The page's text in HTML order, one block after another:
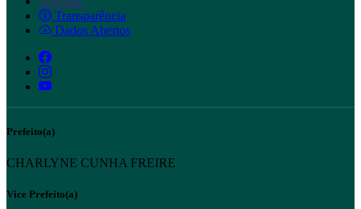
Transparência
Dados Abertos
Prefeito(a)
CHARLYNE CUNHA FREIRE
Vice Prefeito(a)